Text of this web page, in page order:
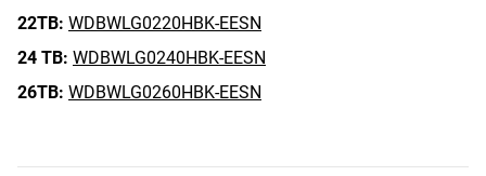
22TB: WDBWLG0220HBK-EESN
24 TB: WDBWLG0240HBK-EESN
26TB: WDBWLG0260HBK-EESN